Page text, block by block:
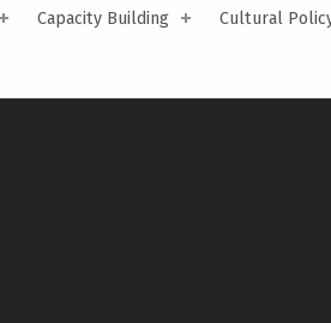
Capacity Building Cultural